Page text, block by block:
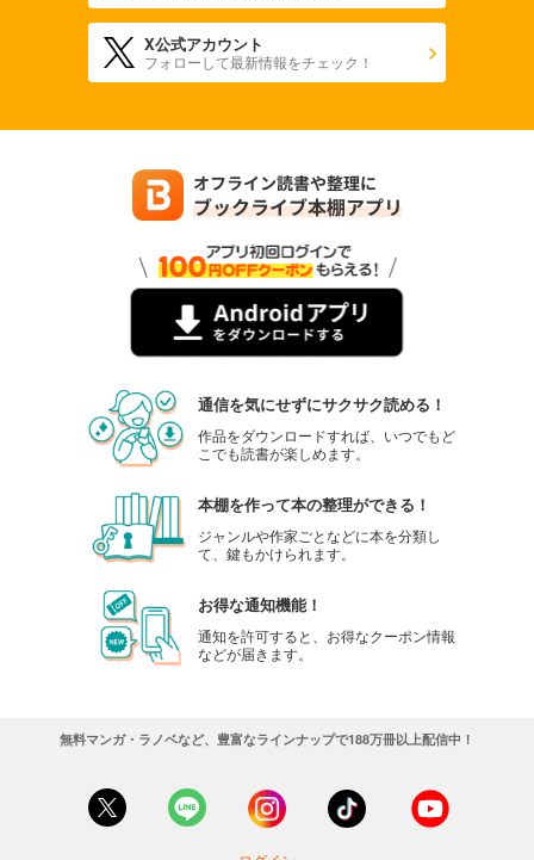
X公式アカウント
フォローして最新情報をチェック！
通信を気にせずにサクサク読める！
作品をダウンロードすれば、いつでもど
こでも読書が楽しめます。
本棚を作って本の整理ができる！
ジャンルや作家ごとなどに本を分類し
て、鍵もかけられます。
お得な通知機能！
通知を許可すると、お得なクーポン情報
などが届きます。
無料マンガ・ラノベなど、豊富なラインナップで188万冊以上配信中！